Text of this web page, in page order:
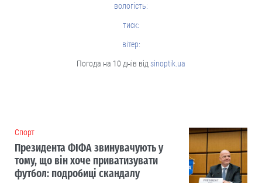
вологість:
тиск:
вітер:
Погода на 10 днів від sinoptik.ua
Cпорт
Президента ФІФА звинувачують у
тому, що він хоче приватизувати
футбол: подробиці скандалу